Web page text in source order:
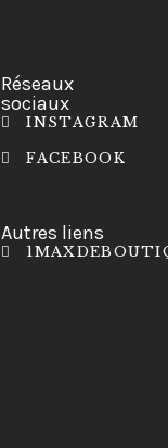
Réseaux
sociaux
INSTAGRAM
FACEBOOK
Autres liens